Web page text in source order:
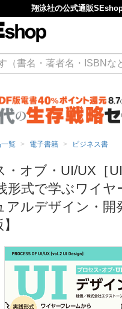
翔泳社の公式通販
覧 電子書籍 ビジネス書
・オブ・UI/UX［
形式で学ぶワイヤ
アルデザイン・開